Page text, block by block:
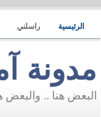
الرئيسية راسلني
مدونة
البعض هنا .. والبعض